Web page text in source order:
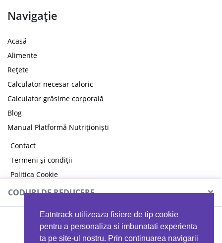
Eatntrack utilizeaza fisiere de tip cookie
pentru a personaliza si imbunatati experienta
ta pe site-ul nostru. Prin continuarea navigarii
Navigație
Acasă
Alimente
Rețete
Calculator necesar caloric
Calculator grăsime corporală
Blog
Manual Platformă Nutriționiști
Contact
Termeni și condiții
Politica Cookie
Politica de confidențialitate
CODURI DE REDUCERE ×
MYPROTEIN